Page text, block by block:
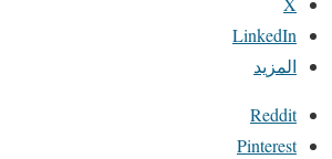
LinkedIn
المزيد
Reddit
Pinterest